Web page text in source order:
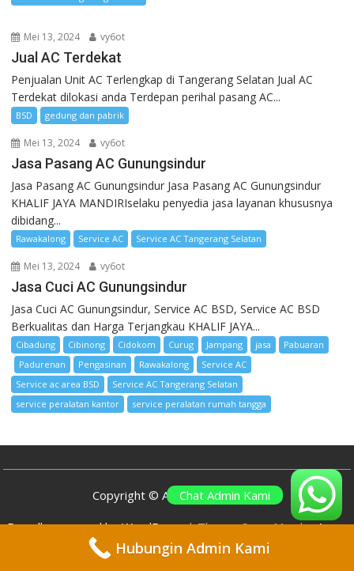
Mei 13, 2024 vy6ot
Jual AC Terdekat
Penjualan Unit AC Terlengkap di Tangerang Selatan Jual AC
Terdekat dilokasi anda Terdepan perihal pasang AC...
BSD gedung dan pabrik
Mei 13, 2024 vy6ot
Jasa Pasang AC Gunungsindur
Jasa Pasang AC Gunungsindur Jasa Pasang AC Gunungsindur
KHALIF JAYA MANDIRIselaku penyedia jasa layanan khususnya
dibidang...
Rawakalong Service AC Service AC Tangerang Selatan
Mei 13, 2024 vy6ot
Jasa Cuci AC Gunungsindur
Jasa Cuci AC Gunungsindur, Service AC BSD, Service AC BSD
Berkualitas dan Harga Terjangkau KHALIF JAYA...
Cibadung Cibinong Cidokom Curug Jampang jasa
Pabuaran
Padurenan
Pengasinan Rawakalong
Service AC
Service ac area BSD
Service AC Tangerang Selatan
service peralatan kantor
service peralatan rumah tangga
Copyright © All rights reserved
Proudly powered by WordPress |Theme: SuperMag byAcme
Themes
Chat Admin Kami
Hubungin Admin Kami